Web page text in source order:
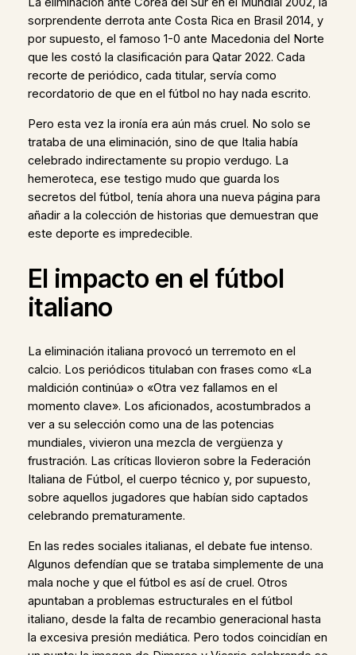
sorprendente derrota ante Costa Rica en Brasil 2014, y
por supuesto, el famoso 1-0 ante Macedonia del Norte
que les costó la clasificación para Qatar 2022. Cada
recorte de periódico, cada titular, servía como
recordatorio de que en el fútbol no hay nada escrito.
Pero esta vez la ironía era aún más cruel. No solo se
trataba de una eliminación, sino de que Italia había
celebrado indirectamente su propio verdugo. La
hemeroteca, ese testigo mudo que guarda los
secretos del fútbol, tenía ahora una nueva página para
añadir a la colección de historias que demuestran que
este deporte es impredecible.
El impacto en el fútbol
italiano
La eliminación italiana provocó un terremoto en el
calcio. Los periódicos titulaban con frases como «La
maldición continúa» o «Otra vez fallamos en el
momento clave». Los aficionados, acostumbrados a
ver a su selección como una de las potencias
mundiales, vivieron una mezcla de vergüenza y
frustración. Las críticas llovieron sobre la Federación
Italiana de Fútbol, el cuerpo técnico y, por supuesto,
sobre aquellos jugadores que habían sido captados
celebrando prematuramente.
En las redes sociales italianas, el debate fue intenso.
Algunos defendían que se trataba simplemente de una
mala noche y que el fútbol es así de cruel. Otros
apuntaban a problemas estructurales en el fútbol
italiano, desde la falta de recambio generacional hasta
la excesiva presión mediática. Pero todos coincidían en